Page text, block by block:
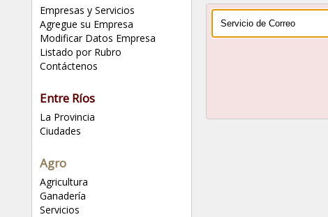
Empresas y Servicios
Agregue su Empresa
Modificar Datos Empresa
Listado por Rubro
Contáctenos
Entre Ríos
La Provincia
Ciudades
Agro
Agricultura
Ganadería
Servicios